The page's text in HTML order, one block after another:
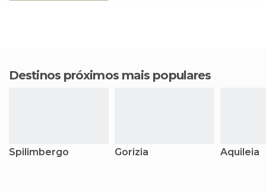
Destinos próximos mais populares
Spilimbergo Gorizia Aquileia